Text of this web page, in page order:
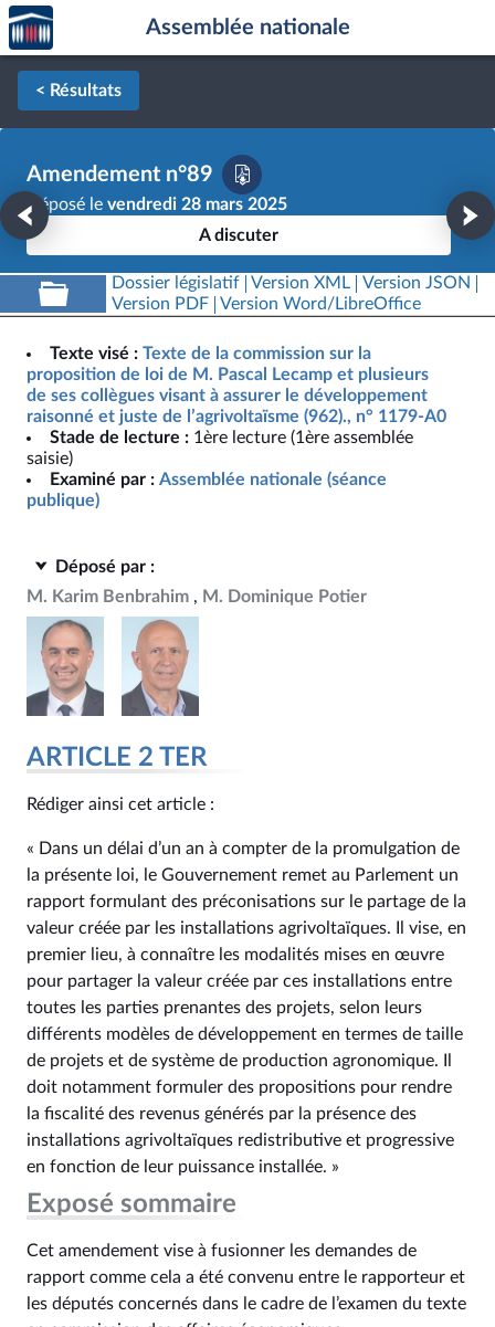
Aller au contenu
Aller en bas de la page
Accèder
à la
page
d'accueil
Assemblée nationale
< Résultats
Amendement n°89
Déposé le vendredi 28 mars 2025
A discuter
Dossier législatif Version XML
Version JSON
Version PDF
Version Word/LibreOffice
Texte visé : Texte de la commission sur la
proposition de loi de M. Pascal Lecamp et plusieurs
de ses collègues visant à assurer le développement
raisonné et juste de l’agrivoltaïsme (962)., n° 1179-A0
Stade de lecture : 1ère lecture (1ère assemblée
saisie)
Examiné par : Assemblée nationale (séance
publique)
Déposé par :
M. Karim Benbrahim
M. Dominique Potier
ARTICLE 2 TER
Rédiger ainsi cet article :
« Dans un délai d’un an à compter de la promulgation de
la présente loi, le Gouvernement remet au Parlement un
rapport formulant des préconisations sur le partage de la
valeur créée par les installations agrivoltaïques. Il vise, en
premier lieu, à connaître les modalités mises en œuvre
pour partager la valeur créée par ces installations entre
toutes les parties prenantes des projets, selon leurs
différents modèles de développement en termes de taille
de projets et de système de production agronomique. Il
doit notamment formuler des propositions pour rendre
la fiscalité des revenus générés par la présence des
installations agrivoltaïques redistributive et progressive
en fonction de leur puissance installée. »
Exposé sommaire
Cet amendement vise à fusionner les demandes de
rapport comme cela a été convenu entre le rapporteur et
les députés concernés dans le cadre de l’examen du texte